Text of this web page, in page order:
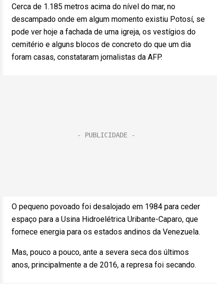
Cerca de 1.185 metros acima do nível do mar, no
descampado onde em algum momento existiu Potosí, se
pode ver hoje a fachada de uma igreja, os vestígios do
cemitério e alguns blocos de concreto do que um dia
foram casas, constataram jornalistas da AFP.
O pequeno povoado foi desalojado em 1984 para ceder
espaço para a Usina Hidroelétrica Uribante-Caparo, que
fornece energia para os estados andinos da Venezuela.
Mas, pouco a pouco, ante a severa seca dos últimos
anos, principalmente a de 2016, a represa foi secando.